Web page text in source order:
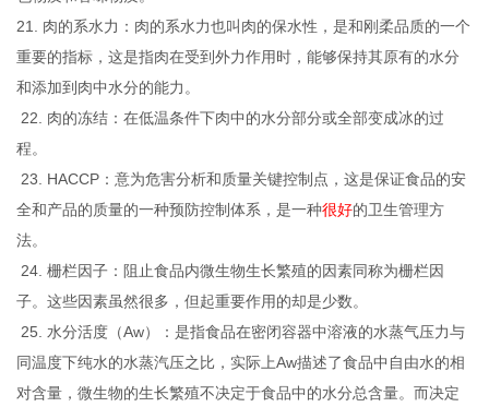
21. 肉的系水力：肉的系水力也叫肉的保水性，是和刚柔品质的一个
重要的指标，这是指肉在受到外力作用时，能够保持其原有的水分
和添加到肉中水分的能力。
22. 肉的冻结：在低温条件下肉中的水分部分或全部变成冰的过
程。
23. HACCP：意为危害分析和质量关键控制点，这是保证食品的安
全和产品的质量的一种预防控制体系，是一种很好的卫生管理方
法。
24. 栅栏因子：阻止食品内微生物生长繁殖的因素同称为栅栏因
子。这些因素虽然很多，但起重要作用的却是少数。
25. 水分活度（Aw）：是指食品在密闭容器中溶液的水蒸气压力与
同温度下纯水的水蒸汽压之比，实际上Aw描述了食品中自由水的相
对含量，微生物的生长繁殖不决定于食品中的水分总含量。而决定